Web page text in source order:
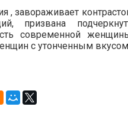
, завораживает
призвана
современной
с утонченным